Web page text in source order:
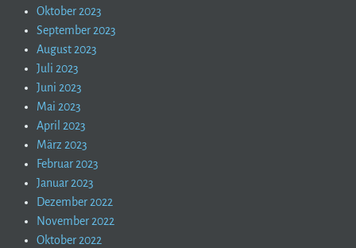
Oktober 2023
September 2023
August 2023
Juli 2023
Juni 2023
Mai 2023
April 2023
März 2023
Februar 2023
Januar 2023
Dezember 2022
November 2022
Oktober 2022